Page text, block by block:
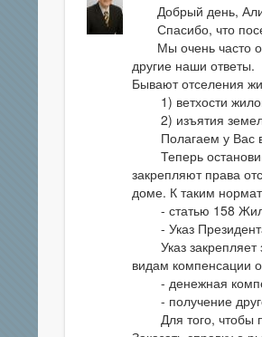
Добрый день,
Спасибо, что
Мы очень часто
другие наши
Бывают отселения
1) ветхости
2) изъятия
Полагаем у Вас
Теперь
закрепляют права
доме. К таким
- статью 158
- Указ
Указ закрепляет
видам компенсации
- денежная
- получение
Для того, чтобы